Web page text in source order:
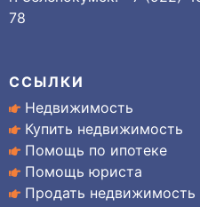
78
ССЫЛКИ
Недвижимость
Купить недвижимость
Помощь по ипотеке
Помощь юриста
Продать недвижимость